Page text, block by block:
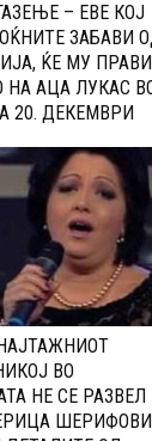
– ЕВЕ КОЈ
ЗАБАВИ
ЌЕ МУ ПРАВИ
АЦА ЛУКАС
20. ДЕКЕМВРИ
ВО
НЕ СЕ РАЗВЕЛ